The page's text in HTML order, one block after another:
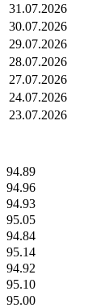
31.07.2026
30.07.2026
29.07.2026
28.07.2026
27.07.2026
24.07.2026
23.07.2026
94.89
94.96
94.93
95.05
94.84
95.14
94.92
95.10
95.00